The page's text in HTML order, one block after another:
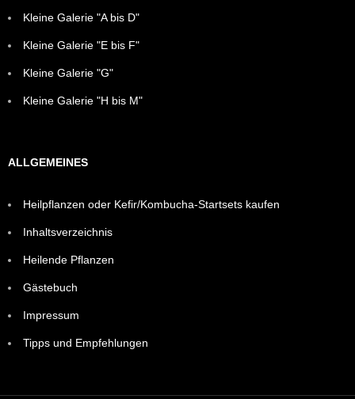
Kleine Galerie "A bis D"
Kleine Galerie "E bis F"
Kleine Galerie "G"
Kleine Galerie "H bis M"
ALLGEMEINES
Heilpflanzen oder Kefir/Kombucha-Startsets kaufen
Inhaltsverzeichnis
Heilende Pflanzen
Gästebuch
Impressum
Tipps und Empfehlungen